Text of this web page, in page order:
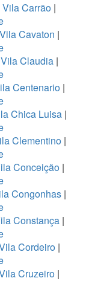
Carrão |
Cavaton |
Claudia|
Centenario |
Chica Luisa |
Clementino|
Conceição |
Congonhas |
Constança |
Cordeiro|
Cruzeiro |